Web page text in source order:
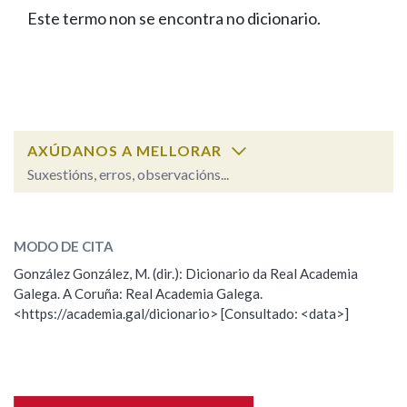
FIGURAS HOMENAXEADAS
PORTAL DAS PALABRAS
Facebook
TwitterYoutubeInstagram
Bluesky
BUSCAR NOS LEMAS
Remata por
BUSCAR NO CONTIDO
Nas definicións
Este termo non se encontra no dicionario.
AXÚDANOS A MELLORAR
Suxestións, erros, observacións...
Observación
Nome
MODO DE CITA
González González, M. (dir.): Dicionario da Real Academia
Galega. A Coruña: Real Academia Galega.
<https://academia.gal/dicionario> [Consultado: <data>]